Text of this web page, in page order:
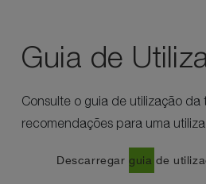
Guia de
Consulte o guia de utilização da
recomendações para uma
Descarregar guia de